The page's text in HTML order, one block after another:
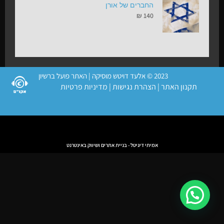
החברים של אורן
₪ 140
2023 © אלעד דויטש מוסיקה | האתר פועל ברשיון
תקנון האתר| הצהרת נגישות| מדיניות פרטיות
אמיתי דיגיטל - בניית אתרים ושיווק באינטרנט